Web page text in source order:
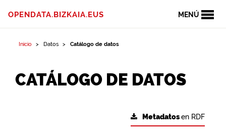
MENÚ
OPENDATA.BIZKAIA.EUS
Inicio Datos Catálogo de datos
CATÁLOGO DE DATOS
Metadatosen RDF